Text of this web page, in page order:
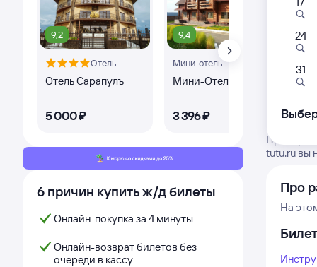
9,2
Отель
Отель Сарапулъ
5 ⁠000 ⁠₽
9,4
Мини-отель
Мини-Отель Русь
3 ⁠396 ⁠₽
8,9
3
6 причин купить ж/д билеты
Онлайн-покупка за 4 минуты
Онлайн-возврат билетов без
очереди в кассу
tutu.ru вы
Про
На
24
31